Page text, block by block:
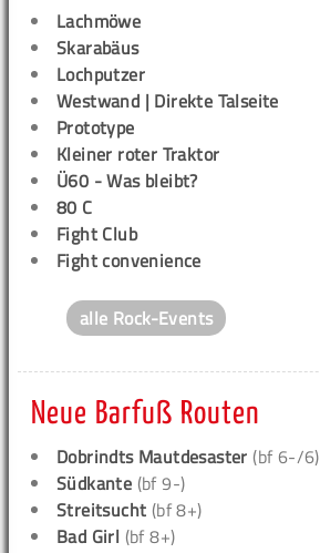
Lachmöwe
Skarabäus
Lochputzer
Westwand | Direkte Talseite
Prototype
Kleiner roter Traktor
Ü60 - Was bleibt?
80 C
Fight Club
Fight convenience
alle Rock-Events
Neue Barfuß Routen
Dobrindts Mautdesaster (bf 6-/6)
Südkante (bf 9-)
Streitsucht (bf 8+)
Bad Girl (bf 8+)